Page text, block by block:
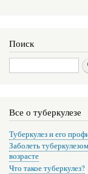
Поиск
Поиск
Все о туберкулезе
Туберкулез и его
Заболеть
возрасте
Что такое туберкулез?